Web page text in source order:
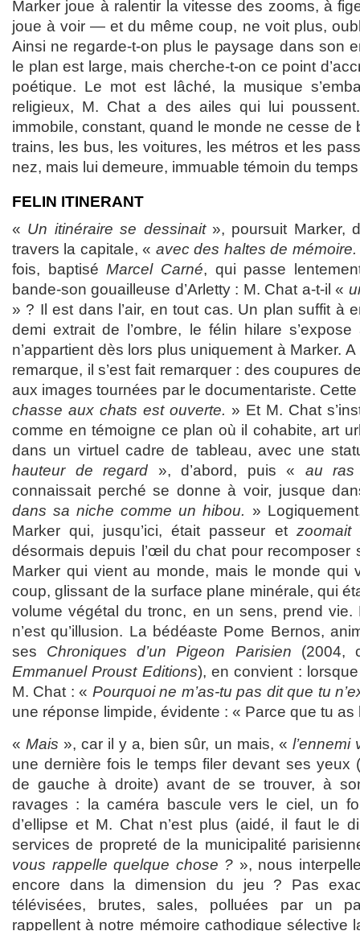
Marker joue à ralentir la vitesse des zooms, à
joue à voir — et du même coup, ne voit plus,
Ainsi ne regarde-t-on plus le paysage dans son
le plan est large, mais cherche-t-on ce point
poétique. Le mot est lâché, la musique
religieux, M. Chat a des ailes qui lui
immobile, constant, quand le monde ne cesse de
trains, les bus, les voitures, les métros et les
nez, mais lui demeure, immuable témoin du temps
FELIN ITINERANT
« Un itinéraire se dessinait», poursuit Marker,
travers la capitale, « avec des haltes de
fois, baptiséMarcel Carné, qui passe
bande-son gouailleuse d’Arletty : M. Chat a-t-il «
» ? Il est dans l’air, en tout cas. Un plan suffit à
demi extrait de l’ombre, le félin hilare
n’appartient dès lors plus uniquement à Marker.
remarque, il s’est fait remarquer : des coupures
aux images tournées par le documentariste.
chasse aux chats est ouverte. » Et M. Chat
comme en témoigne ce plan où il cohabite, art
dans un virtuel cadre de tableau, avec une
hauteur de regard », d’abord, puis « au
connaissait perché se donne à voir, jusque
dans sa niche comme un hibou. »
Marker qui, jusqu’ici, était passeur et zoomait
désormais depuis l’œil du chat pour recomposer
Marker qui vient au monde, mais le monde qui
coup, glissant de la surface plane minérale, qui
volume végétal du tronc, en un sens, prend
n’est qu’illusion. La bédéaste Pome Bernos,
ses Chroniques d’un Pigeon Parisien (2004,
Emmanuel Proust Editions), en convient :
M. Chat : « Pourquoi ne m’as-tu pas dit que tu
une réponse limpide, évidente : « Parce que tu as
«Mais », car il y a, bien sûr, un mais, « l’ennemi
une dernière fois le temps filer devant ses yeux
de gauche à droite) avant de se trouver, à
ravages : la caméra bascule vers le ciel, un
d’ellipse et M. Chat n’est plus (aidé, il faut le
services de propreté de la municipalité
vous rappelle quelque chose ? », nous
encore dans la dimension du jeu ? Pas
télévisées, brutes, sales, polluées par un
rappellent à notre mémoire cathodique sélective